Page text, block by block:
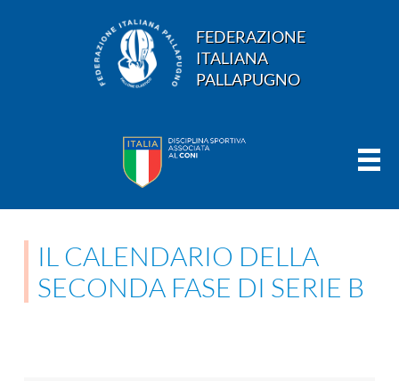
FEDERAZIONE
ITALIANA
PALLAPUGNO
IL CALENDARIO DELLA
SECONDA FASE DI SERIE B